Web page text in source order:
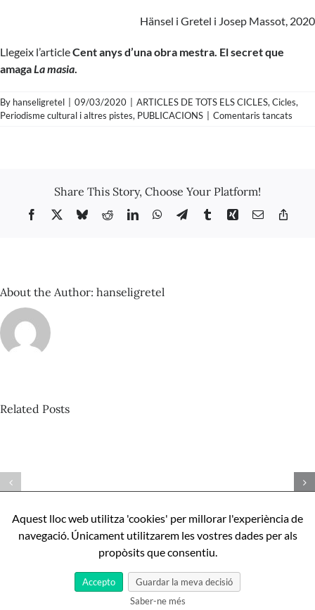
Hänsel i Gretel i Josep Massot, 2020
Llegeix l’articleCent anys d’una obra mestra. El secret que
amagaLa masia.
By hanseligretel 09/03/2020 ARTICLES DE TOTS ELS CICLES, Cicles,
Periodisme cultural i altres pistes, PUBLICACIONS Comentaris tancats
Share This Story, Choose Your Platform!
Facebook BlueskyRedditLinkedInWhatsApp
TelegramTumblrXing Email
About the Author: hanseligretel
Related Posts
Misonne
Mona
l’IA
ser
apunts
sobre
Aquest lloc web utilitza 'cookies' per millorar l'experiència de
navegació. Únicament utilitzarem les vostres dades per als
propòsits que consentiu.
Accepto
Guardar la meva decisió
Saber-ne més